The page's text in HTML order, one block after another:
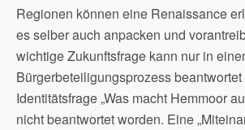
Regionen können eine Renaissance
es selber auch anpacken und
wichtige Zukunftsfrage kann nur in
Bürgerbeteiligungsprozess
Identitätsfrage „Was macht Hemmoor
nicht beantwortet worden. Eine